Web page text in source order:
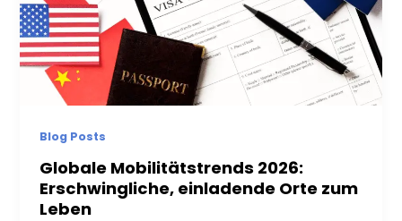
Blog Posts
Globale Mobilitätstrends 2026:
Erschwingliche, einladende Orte zum
Leben